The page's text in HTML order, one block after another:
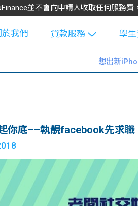
並不會向申請人收取任何服務
於我們
貸款服務
學生貸款
大學生學費
貸款計數
機
網上私人貸
學
Blog
大
校
理
想出新
你底––執靚facebook先求職